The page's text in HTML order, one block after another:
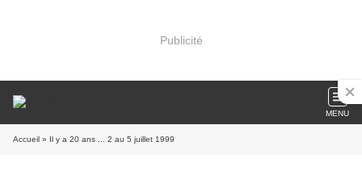
Publicité
MENU
Accueil » Il y a 20 ans ... 2 au 5 juillet 1999